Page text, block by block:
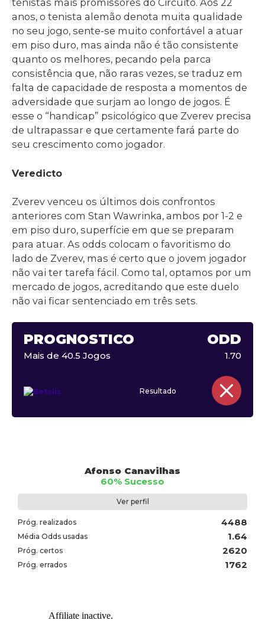
tenistas mais promissores do Circuito. Aos 22
anos, o tenista alemão denota muita qualidade
no seu jogo, sente-se muito confortável a atuar
em piso duro, mas ainda não é tão consistente
quanto os melhores, pecando pela parca
consistência que, não raras vezes, se traduz em
falta de capacidade de resposta a momentos de
adversidade que surjam ao longo de jogos. É
esse o “handicap” psicológico que Zverev precisa
de ultrapassar e que certamente fará parte do
seu crescimento como jogador.
Veredicto
Zverev venceu os últimos dois confrontos
anteriores com Stan Wawrinka, ambos por 1-2 e
em piso duro, superfície em que se preparam
para atuar. As odds colocam o favoritismo do
lado de Zverev, mas é certo que o jovem jogador
não vai ter tarefa fácil. Como tal, optamos por um
mercado de jogos, acreditando que este duelo
não vai ficar sentenciado em três sets.
PROGNÓSTICO ODD
Mais de 40.5 Jogos 1.70
Resultado
Afonso Canavilhas
60% Sucesso
Ver perfil
Próg. realizados 4488
Média Odds usadas 1.64
Próg. certos 2620
Próg. errados 1762